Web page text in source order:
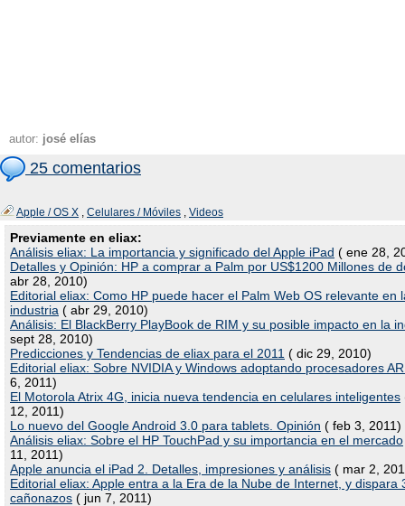
autor: josé elías
25 comentarios
Apple / OS X , Celulares / Móviles , Videos
Previamente en eliax:
Análisis eliax: La importancia y significado del Apple iPad ( ene 28,
Detalles y Opinión: HP a comprar a Palm por US$1200 Millones de
abr 28, 2010)
Editorial eliax: Como HP puede hacer el Palm Web OS relevante en
industria ( abr 29, 2010)
Análisis: El BlackBerry PlayBook de RIM y su posible impacto en la
sept 28, 2010)
Predicciones y Tendencias de eliax para el 2011 ( dic 29, 2010)
Editorial eliax: Sobre NVIDIA y Windows adoptando procesadores
6, 2011)
El Motorola Atrix 4G, inicia nueva tendencia en celulares inteligentes
12, 2011)
Lo nuevo del Google Android 3.0 para tablets. Opinión ( feb 3, 2011)
Análisis eliax: Sobre el HP TouchPad y su importancia en el mercado
11, 2011)
Apple anuncia el iPad 2. Detalles, impresiones y análisis ( mar 2,
Editorial eliax: Apple entra a la Era de la Nube de Internet, y dispara
cañonazos ( jun 7, 2011)